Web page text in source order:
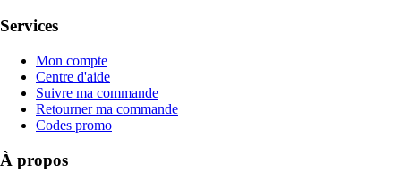
Services
Mon compte
Centre d'aide
Suivre ma commande
Retourner ma commande
Codes promo
À propos